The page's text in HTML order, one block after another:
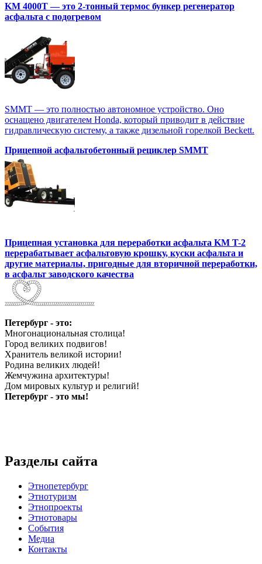
KM 4000T — это 2-тонный термос бункер регенератор
асфальта с подогревом
SMMT — это полностью автономное устройство. Оно
оснащено двигателем Honda, который приводит в действие
гидравлическую систему, а также дизельной горелкой Beckett.
Прицепной асфальтобетонный рециклер SMMT
Прицепная установка для переработки асфальта KM T-2
перерабатывает асфальтовую крошку, куски асфальта и
другие материалы, пригодные для вторичной переработки,
в асфальт заводского качества
Петербург - это:
Многонациональная столица!
Город великих подвигов!
Хранитель великой истории!
Родина великих людей!
Жемчужина архитектуры!
Дом мировых культур и религий!
Петербург - это мы!
Разделы сайта
Этнопетербург
Этнотуризм
Этнопроекты
Этнотовары
События
Медиа
Контакты